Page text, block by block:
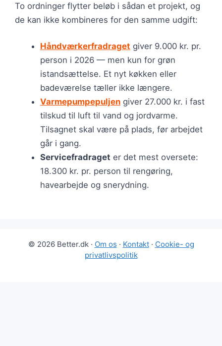
To ordninger flytter beløb i sådan et projekt, og
de kan ikke kombineres for den samme udgift:
Håndværkerfradraget giver 9.000 kr. pr.
person i 2026 — men kun for grøn
istandsættelse. Et nyt køkken eller
badeværelse tæller ikke længere.
Varmepumpepuljen giver 27.000 kr. i fast
tilskud til luft til vand og jordvarme.
Tilsagnet skal være på plads, før arbejdet
går i gang.
Servicefradraget er det mest oversete:
18.300 kr. pr. person til rengøring,
havearbejde og snerydning.
© 2026 Better.dk · Om os · Kontakt· Cookie- og
privatlivspolitik